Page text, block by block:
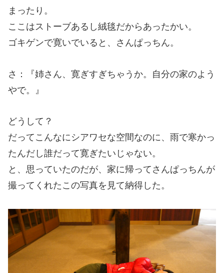
まったり。
ここはストーブあるし絨毯だからあったかい。
ゴキゲンで寛いでいると、さんぱっちん。
さ：『姉さん、寛ぎすぎちゃうか。自分の家のよう
やで。』
どうして？
だってこんなにシアワセな空間なのに、雨で寒かっ
たんだし誰だって寛ぎたいじゃない。
と、思っていたのだが、家に帰ってさんぱっちんが
撮ってくれたこの写真を見て納得した。